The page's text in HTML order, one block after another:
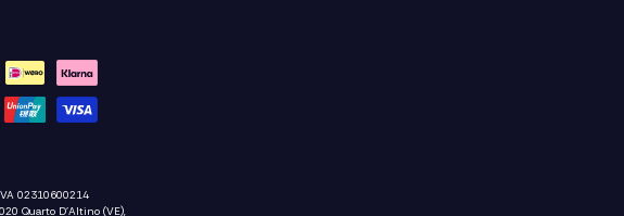
02310600214
Quarto D'Altino (VE),